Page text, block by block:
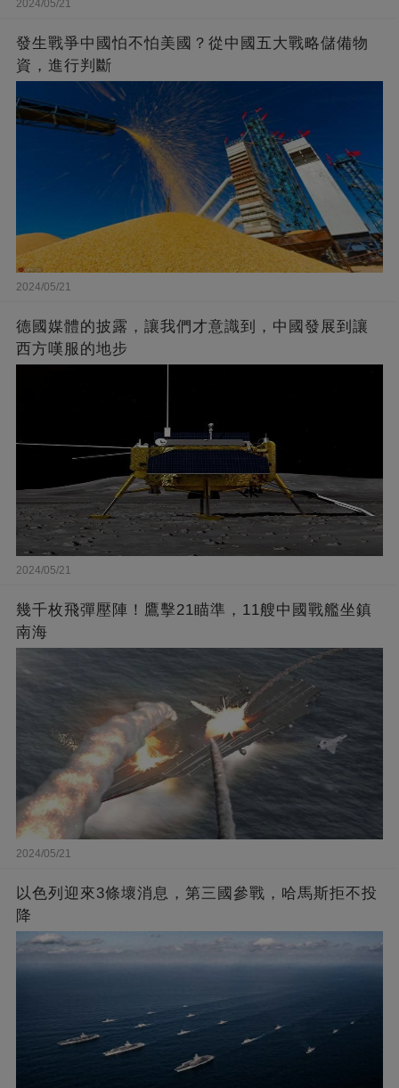
2024/05/21
發生戰爭中國怕不怕美國？從中國五大戰略儲備物
資，進行判斷
2024/05/21
德國媒體的披露，讓我們才意識到，中國發展到讓
西方嘆服的地步
2024/05/21
幾千枚飛彈壓陣！鷹擊21瞄準，11艘中國戰艦坐鎮
南海
2024/05/21
以色列迎來3條壞消息，第三國參戰，哈馬斯拒不投
降